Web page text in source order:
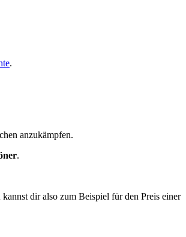
.
anzukämpfen.
.
kannst dir also zum Beispiel für den Preis einer